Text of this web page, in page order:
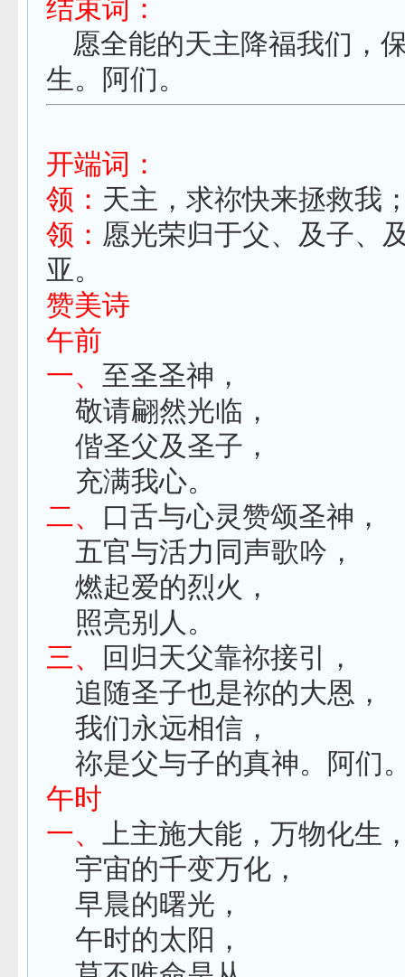
结束词：
愿全能的天主降福我们，
生。阿们。
开端词：
领： 天主，求祢快来拯救我
领： 愿光荣归于父、及子、
亚。
赞美诗
午前
一、 至圣圣神，
敬请翩然光临，
偕圣父及圣子，
充满我心。
二、 口舌与心灵赞颂圣神，
五官与活力同声歌吟，
燃起爱的烈火，
照亮别人。
三、
回归天父靠祢接引，
追随圣子也是祢的大恩，
我们永远相信，
祢是父与子的真神。阿们
午时
一、 上主施大能，万物化生
宇宙的千变万化，
早晨的曙光，
午时的太阳，